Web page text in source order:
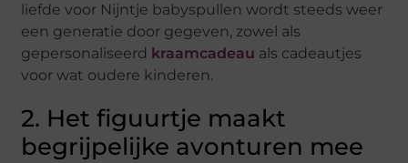
liefde voor Nijntje babyspullen wordt steeds weer
een generatie door gegeven, zowel als
gepersonaliseerd kraamcadeau als cadeautjes
voor wat oudere kinderen.
2. Het figuurtje maakt
begrijpelijke avonturen mee